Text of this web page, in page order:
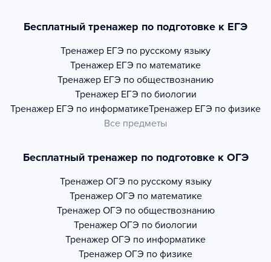
Бесплатный тренажер по подготовке к ЕГЭ
Тренажер ЕГЭ по русскому языку
Тренажер ЕГЭ по математике
Тренажер ЕГЭ по обществознанию
Тренажер ЕГЭ по биологии
Тренажер ЕГЭ по информатикеТренажер ЕГЭ по физике
Все предметы
Бесплатный тренажер по подготовке к ОГЭ
Тренажер ОГЭ по русскому языку
Тренажер ОГЭ по математике
Тренажер ОГЭ по обществознанию
Тренажер ОГЭ по биологии
Тренажер ОГЭ по информатике
Тренажер ОГЭ по физике